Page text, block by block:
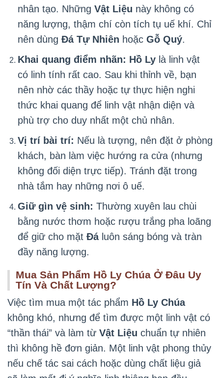
nhân tạo. Những Vật Liệu này không có
năng lượng, thậm chí còn tích tụ uế khí. Chỉ
nên dùng Đá Tự Nhiên hoặc Gỗ Quý.
Khai quang điểm nhãn: Hồ Lylà linh vật
có linh tính rất cao. Sau khi thỉnh về, bạn
nên nhờ các thầy hoặc tự thực hiện nghi
thức khai quang để linh vật nhận diện và
phù trợ cho duy nhất một chủ nhân.
Vị trí bài trí: Nếu là tượng, nên đặt ở phòng
khách, bàn làm việc hướng ra cửa (nhưng
không đối diện trực tiếp). Tránh đặt trong
nhà tắm hay những nơi ô uế.
Giữ gìn vệ sinh: Thường xuyên lau chùi
bằng nước thơm hoặc rượu trắng pha loãng
để giữ cho mặt Đáluôn sáng bóng và tràn
đầy năng lượng.
Mua Sản Phẩm Hồ Ly Chúa Ở Đâu Uy
Tín Và Chất Lượng?
Việc tìm mua một tác phẩm Hồ Ly Chúa
không khó, nhưng để tìm được một linh vật có
“thần thái” và làm từ Vật Liệu chuẩn tự nhiên
thì không hề đơn giản. Một linh vật phong thủy
nếu chế tác sai cách hoặc dùng chất liệu giả